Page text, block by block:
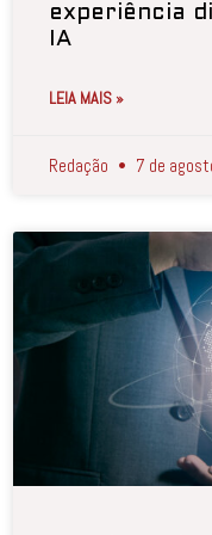
experiência
IA
LEIA MAIS »
Redação 7 de